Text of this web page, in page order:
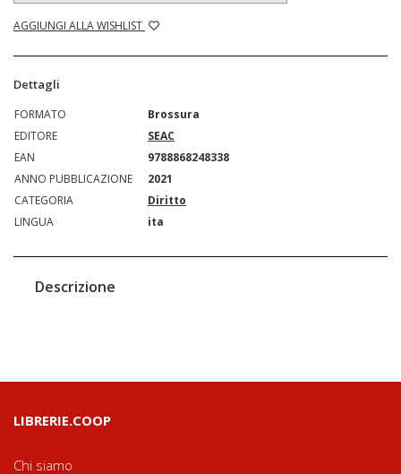
AGGIUNGI ALLA WISHLIST
Dettagli
FORMATO
Brossura
EDITORE
SEAC
EAN
9788868248338
ANNO PUBBLICAZIONE
2021
CATEGORIA
Diritto
LINGUA
ita
Descrizione
LIBRERIE.COOP
Chi siamo